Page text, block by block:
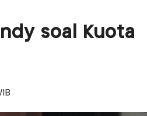
soal Kuota